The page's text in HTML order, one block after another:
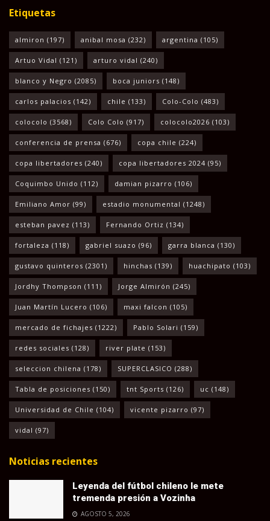
Etiquetas
almiron (197) anibal mosa (232) argentina (105)
Artuo Vidal (121) arturo vidal (240)
blanco y Negro (2085) boca juniors (148)
carlos palacios (142) chile (133) Colo-Colo (483)
colocolo (3568) Colo Colo (917) colocolo2026 (103)
conferencia de prensa (676) copa chile (224)
copa libertadores (240) copa libertadores 2024 (95)
Coquimbo Unido (112) damian pizarro (106)
Emiliano Amor (99) estadio monumental (1248)
esteban pavez (113) Fernando Ortiz (134)
fortaleza (118) gabriel suazo (96) garra blanca (130)
gustavo quinteros (2301) hinchas (139) huachipato (103)
Jordhy Thompson (111) Jorge Almirón (245)
Juan Martín Lucero (106) maxi falcon (105)
mercado de fichajes (1222) Pablo Solari (159)
redes sociales (128) river plate (153)
seleccion chilena (178) SUPERCLASICO (288)
Tabla de posiciones (150) tnt Sports (126) uc (148)
Universidad de Chile (104) vicente pizarro (97)
vidal (97)
Noticias recientes
Leyenda del fútbol chileno le mete
tremenda presión a Vozinha
AGOSTO 5, 2026